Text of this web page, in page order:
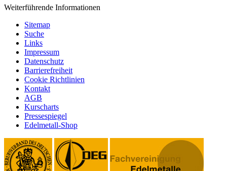
Weiterführende Informationen
Sitemap
Suche
Links
Impressum
Datenschutz
Barrierefreiheit
Cookie Richtlinien
Kontakt
AGB
Kurscharts
Pressespiegel
Edelmetall-Shop